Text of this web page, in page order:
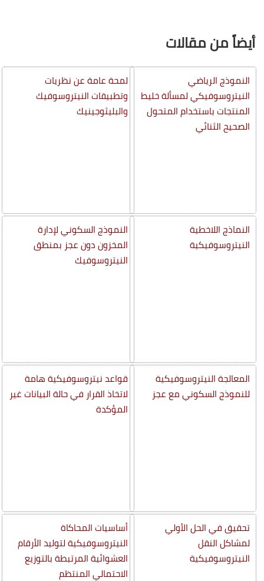
أيضاً من مقالات
النموذج الرياضي
النيتروسوفيكي لمسألة خليط
المنتجات باستخدام المتحول
الصحيح الثنائي
النماذج اللاخطية
النيتروسوفيكية
المعالجة النيتروسوفيكية
للنموذج السكوني مع عجز
تحقيق في الحل الأولي
لمشاكل النقل
النيتروسوفيكية
لمحة عامة عن نظريات
وتطبيقات النيتروسوفيك
والبليثوجينيك
النموذج السكوني لإدارة
المخزون دون عجز بمنطق
النيتروسوفيك
قواعد نيتروسوفيكية هامة
لاتخاذ القرار في حالة البيانات غير
المؤكدة
أساسيات المحاكاة
النيتروسوفيكية لتوليد الأرقام
العشوائية المرتبطة بالتوزيع
الاحتمالي المنتظم